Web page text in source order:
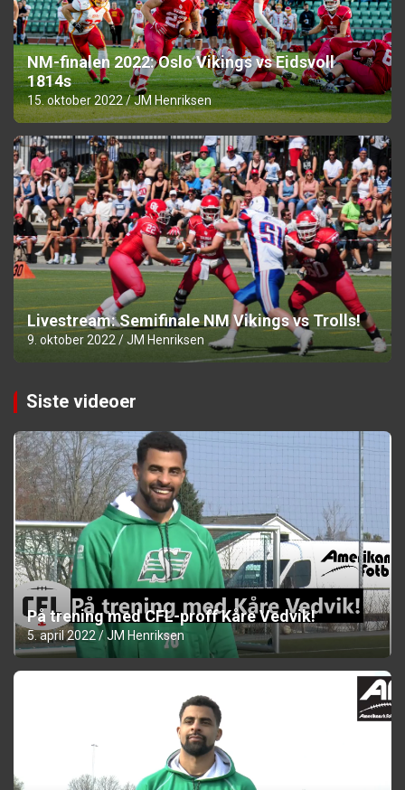
NM-finalen 2022: Oslo Vikings vs Eidsvoll
1814s
15. oktober 2022 JM Henriksen
Livestream: Semifinale NM Vikings vs Trolls!
9. oktober 2022 JM Henriksen
Siste videoer
På trening med CFL-proff Kåre Vedvik!
5. april 2022 JM Henriksen